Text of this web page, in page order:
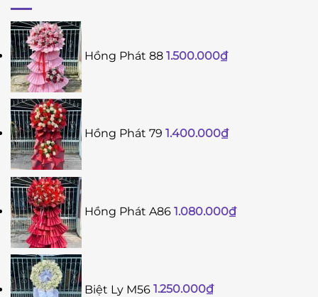
Hồng Phát 88 1.500.000₫
Hồng Phát 79 1.400.000₫
Hồng Phát A86 1.080.000₫
Biệt Ly M56 1.250.000₫